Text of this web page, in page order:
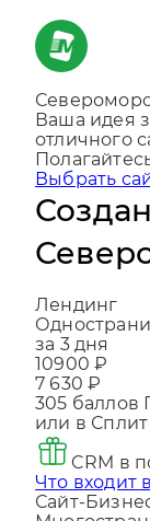
Ваша идея
отличного
Создаем,
развив|
Выбрать
Лендинг
за 3 дня
10900 ₽
7 630 ₽
305баллов
или в Сплит
CRM в
Что входит